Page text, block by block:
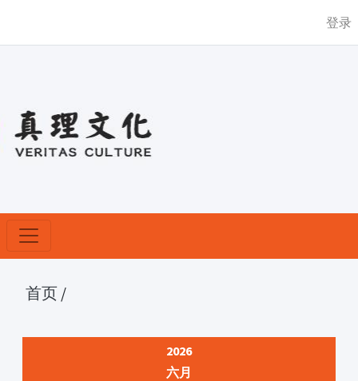
登录
首页 /
2026
六月